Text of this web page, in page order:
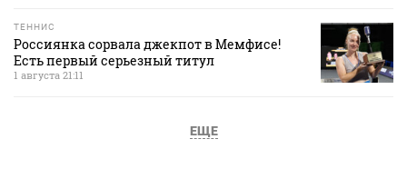
ТЕННИС
Россиянка сорвала джекпот в Мемфисе!
Есть первый серьезный титул
1 августа 21:11
ЕЩЕ